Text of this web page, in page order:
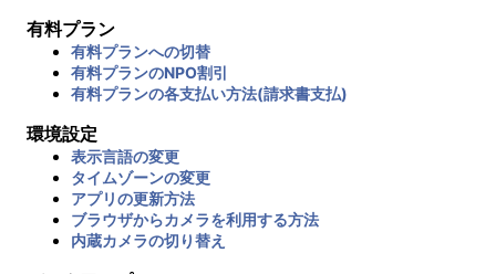
有料プラン
有料プランへの切替
有料プランのNPO割引
有料プランの各支払い方法(請求書支払)
環境設定
表示言語の変更
タイムゾーンの変更
アプリの更新方法
ブラウザからカメラを利用する方法
内蔵カメラの切り替え